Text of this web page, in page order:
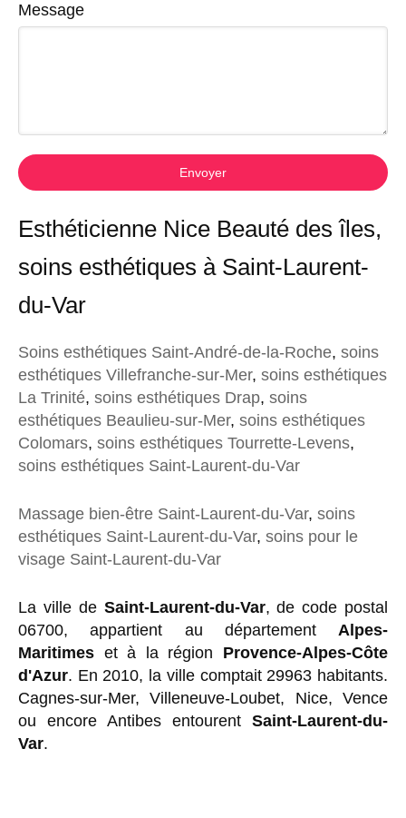
Message
Envoyer
Esthéticienne Nice Beauté des îles,
soins esthétiques à Saint-Laurent-
du-Var
Soins esthétiques Saint-André-de-la-Roche, soins
esthétiques Villefranche-sur-Mer, soins esthétiques
La Trinité, soins esthétiques Drap, soins
esthétiques Beaulieu-sur-Mer, soins esthétiques
Colomars, soins esthétiques Tourrette-Levens,
soins esthétiques Saint-Laurent-du-Var
Massage bien-être Saint-Laurent-du-Var, soins
esthétiques Saint-Laurent-du-Var, soins pour le
visage Saint-Laurent-du-Var
La ville de Saint-Laurent-du-Var, de code postal
06700, appartient au département Alpes-
Maritimes et à la région Provence-Alpes-Côte
d'Azur. En 2010, la ville comptait 29963 habitants.
Cagnes-sur-Mer, Villeneuve-Loubet, Nice, Vence
ou encore Antibes entourent Saint-Laurent-du-
Var.